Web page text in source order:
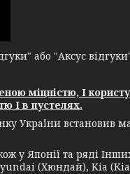
або "Аксус
міцністю, І
І в пустелях.
України встановив
Японії та ряді Інших
(Хюндай), Kia